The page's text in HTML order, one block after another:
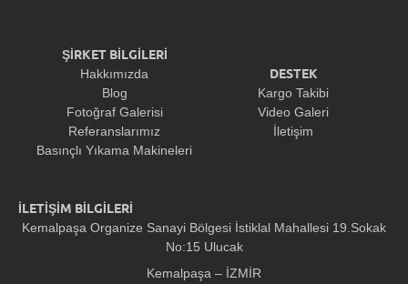
ŞİRKET BİLGİLERİ
Hakkımızda
Blog
Fotoğraf Galerisi
Referanslarımız
Basınçlı Yıkama Makineleri
DESTEK
Kargo Takibi
Video Galeri
İletişim
İLETİŞİM BİLGİLERİ
Kemalpaşa Organize Sanayi Bölgesi İstiklal Mahallesi 19.Sokak
No:15 Ulucak
Kemalpaşa – İZMİR